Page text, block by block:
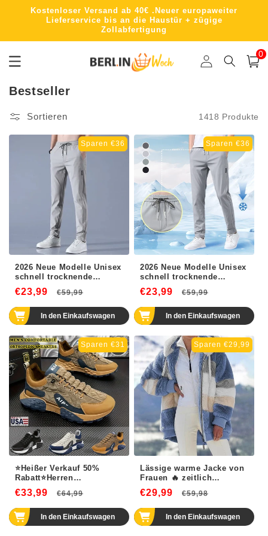
zumKostenloser Versand ab 40€ .Neuer europaweiter
Lieferservice bis an die Haustür + zügige
Zollabfertigung
Einloggen
0
K
t
e
Bestseller
Sortieren 1418 Produkte
Sparen €36
2026 Neue Modelle Unisex
schnell trocknende
Stretchhosen
€23,99
Normaler
Preis
€59,99 Verkaufspreis
In den Einkaufswagen
Sparen €36
2026 Neue Modelle Unisex
schnell trocknende
Stretchhosen
€23,99
Normaler
Preis
€59,99
In den Einkaufswagen
Sparen €31
⭐Heißer Verkauf 50%
Rabatt⭐Herren
Orthopädische Komfort
Sneaker 2025
€33,99
Normaler
Preis
€64,99 Verkaufspreis
In den Einkaufswagen
Sparen €29,99
Lässige warme Jacke von
Frauen 🔥 zeitlich
begrenzte Reduzierung
€29,99
Normaler
Preis
€59,98
In den Einkaufswagen